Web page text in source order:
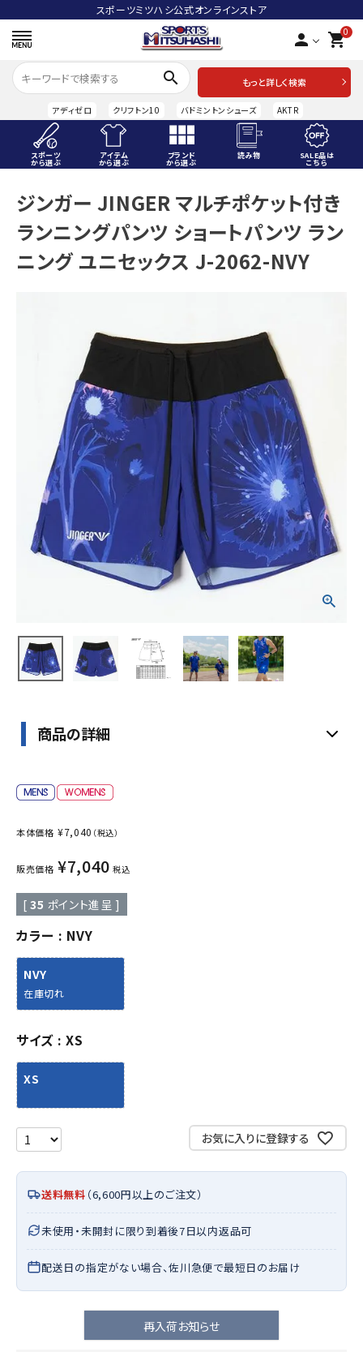
スポーツミツハシ公式オンラインストア
person 0
shopping_cart
search
もっと詳しく検索
アディゼロ クリフトン10 バドミントンシューズ AKTR
スポーツ
から選ぶ
アイテム
から選ぶ
ブランド
から選ぶ
読み物 SALE品は
こちら
ACCOUNT MENU
ようこそ ゲスト 様
meeting_room ログイン person 会員登録
アイテムから選ぶ
ブランドから選ぶ
SALE品はこちら
INFORMATIOM
ご利用ガイド
お問い合わせ
メルマガ登録
ジンガー JINGER マルチポケット付き
ランニングパンツ ショートパンツ ラン
ニング ユニセックス J-2062-NVY
商品の詳細
本体価格 ¥7,040 （税込）
販売価格 ¥7,040 税込
[ 35 ポイント進呈 ]
カラー NVY
NVY
在庫切れ
サイズ XS
XS
お気に入りに登録する
送料無料 （6,600円以上のご注文）
未使用・未開封に限り到着後7日以内返品可
配送日の指定がない場合、佐川急便で最短日のお届け
再入荷お知らせ